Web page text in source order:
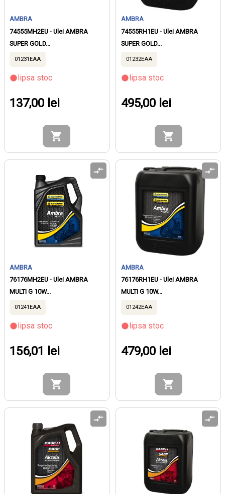
AMBRA
74555MH2EU - Ulei AMBRA
SUPER GOLD...
01231EAA
lipsa stoc
137,00 lei
AMBRA
74555RH1EU - Ulei AMBRA
SUPER GOLD...
01232EAA
lipsa stoc
495,00 lei
AMBRA
76176MH2EU - Ulei AMBRA
MULTI G 10W...
01241EAA
lipsa stoc
156,01 lei
AMBRA
76176RH1EU - Ulei AMBRA
MULTI G 10W...
01242EAA
lipsa stoc
479,00 lei